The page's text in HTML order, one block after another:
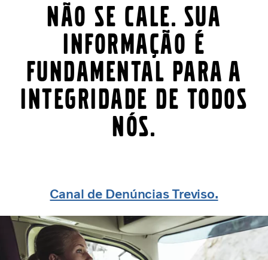
QUEM SOMOS
Concessionárias
FINANCIAMENTO E CONSORCIO
Não se cale. Sua
informação é
fundamental para a
integridade de todos
nós.
Canal de Denúncias Treviso.